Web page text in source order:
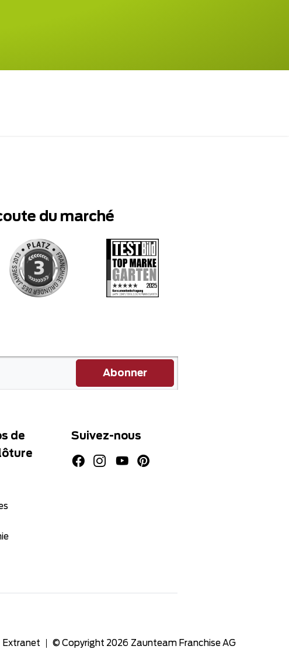
du marché
Abonner
de
Suivez-nous
Extranet © Copyright 2026 Zaunteam Franchise AG